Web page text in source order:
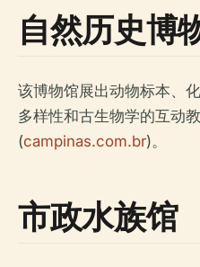
自然历史博
该博物馆展出动物标本、
多样性和古生物学的互动
(campinas.com.br)。
市政水族馆